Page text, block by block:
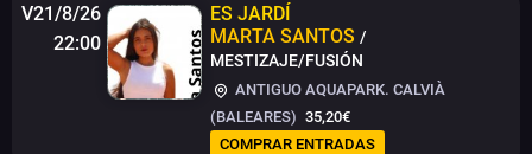
V21/8/26
22:00
ES JARDÍ
MARTA SANTOS /
MESTIZAJE/FUSIÓN
ANTIGUO AQUAPARK. CALVIÀ
(BALEARES) 35,20€
COMPRAR ENTRADAS